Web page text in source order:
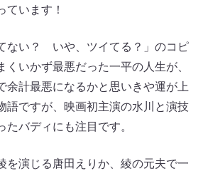
ています！
ない？ いや、ツイてる？」のコピ
くいかず最悪だった一平の人生が、
余計最悪になるかと思いきや運が上
語ですが、映画初主演の水川と演技
バディにも注目です。
を演じる唐田えりか、綾の元夫で一